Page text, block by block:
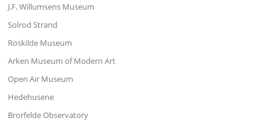
J.F. Willumsens Museum
Solrod Strand
Roskilde Museum
Arken Museum of Modern Art
Open Air Museum
Hedehusene
Brorfelde Observatory